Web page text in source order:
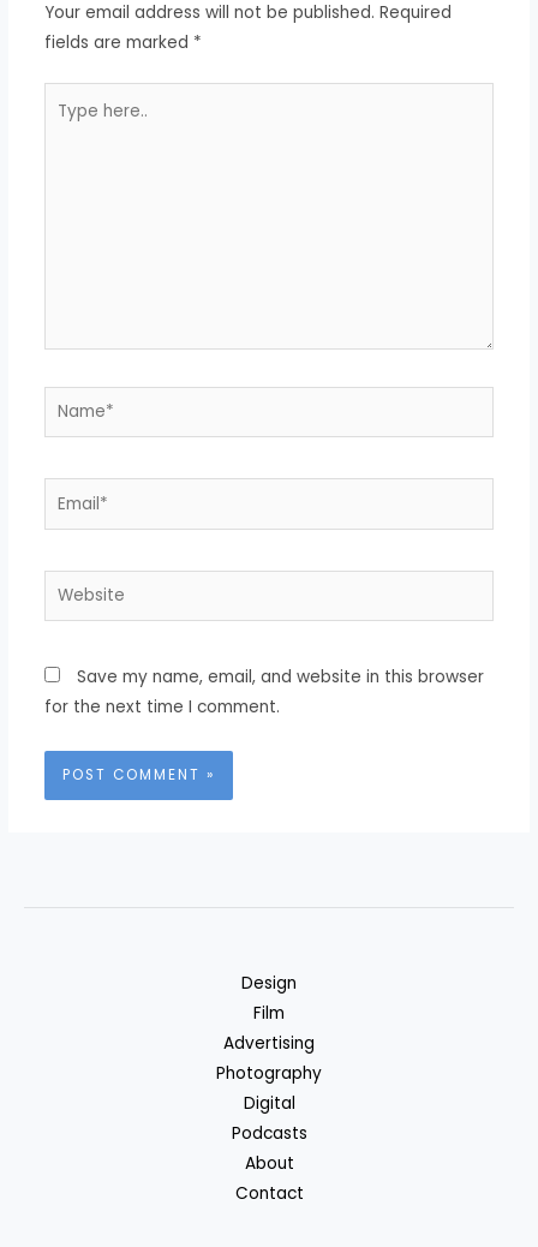
Your email address will not be published. Required
fields are marked *
here..
Name*
Email*
Website
Save my name, email, and website in this browser
for the next time I comment.
Design
Film
Advertising
Photography
Digital
Podcasts
About
Contact